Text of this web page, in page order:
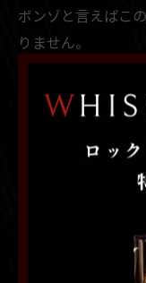
ボンゾと言えばこ
りません。
数多のドラマーが
はないでしょうか。
本日も18時より営
TEL 011-513-7118